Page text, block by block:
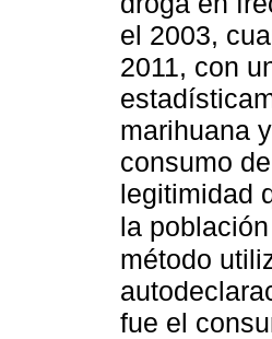
el 2003,
2011, con
marihuana
consumo
legitimidad
la
método
fue el